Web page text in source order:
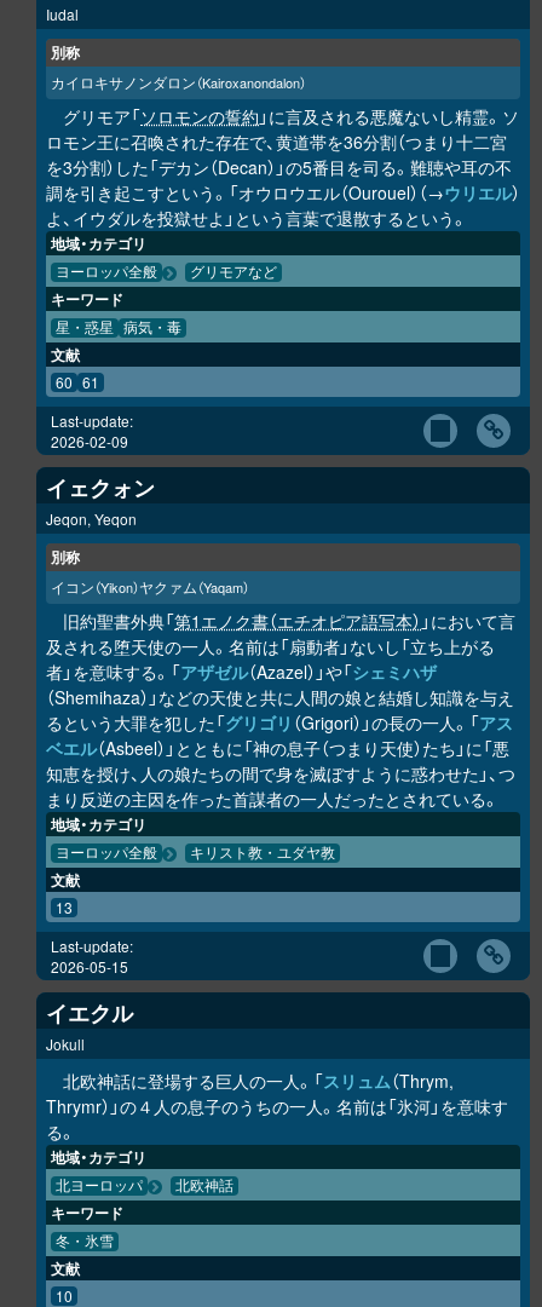
Iudal
別称
カイロキサノンダロン（Kairoxanondalon）
グリモア「ソロモンの誓約 」に言及される悪魔ないし精霊。ソ
ロモン王に召喚された存在で、黄道帯を36分割（つまり十二宮
を3分割）した「デカン（Decan）」の5番目を司る。難聴や耳の不
調を引き起こすという。「オウロウエル（Ourouel）（→ウリエル）
よ、イウダルを投獄せよ」という言葉で退散するという。
地域・カテゴリ
ヨーロッパ全般 グリモアなど
キーワード
星・惑星 病気・毒
文献
60 61
Last-update:
2026-02-09
イェクォン
Jeqon, Yeqon
別称
イコン（Yikon）ヤクァム（Yaqam）
旧約聖書外典「第1エノク書（エチオピア語写本） 」において言
及される堕天使の一人。名前は「扇動者」ないし「立ち上がる
者」を意味する。「アザゼル（Azazel）」や「シェミハザ
（Shemihaza）」などの天使と共に人間の娘と結婚し知識を与え
るという大罪を犯した「グリゴリ （Grigori）」の長の一人。「アス
ベエル（Asbeel）」とともに「神の息子（つまり天使）たち」に「悪
知恵を授け、人の娘たちの間で身を滅ぼすように惑わせた」、つ
まり反逆の主因を作った首謀者の一人だったとされている。
地域・カテゴリ
ヨーロッパ全般 キリスト教・ユダヤ教
文献
13
Last-update:
2026-05-15
イエクル
Jokull
北欧神話に登場する巨人の一人。「スリュム（Thrym,
Thrymr）」の４人の息子のうちの一人。名前は「氷河」を意味す
る。
地域・カテゴリ
北ヨーロッパ 北欧神話
キーワード
冬・氷雪
文献
10